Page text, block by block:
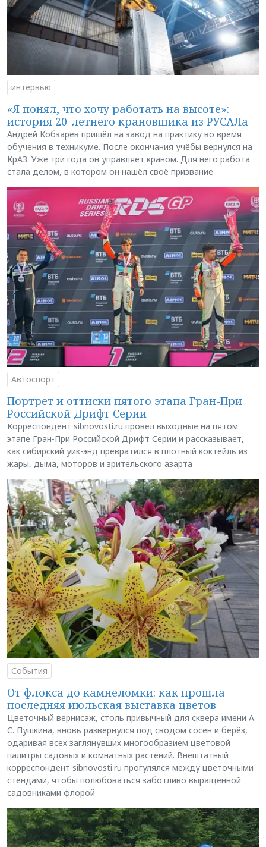
интервью
«Я понял, что хочу работать на высоте»:
история 20-летнего крановщика из РУСАЛа
Андрей Кобзарев пришёл на завод на практику во время
обучения в техникуме. После окончания учёбы вернулся на
КрАЗ. Уже три года он управляет краном. Для него работа
стала делом, в котором он нашёл своё призвание
Автоспорт
Портрет и оттиски пятого этапа Гран-При
Российской Дрифт Серии
Корреспондент sibnovosti.ru провёл выходные на пятом
этапе Гран-При Российской Дрифт Серии и рассказывает,
как сибирский уик-энд превратился в плотный коктейль из
жары, дыма, моторов и зрительского азарта
События
От флокса до камнеломки: как прошла
последняя июльская выставка цветов
Цветочный вернисаж, столь привычный для сквера имени А.
С. Пушкина, вновь развернулся под сводом сосен и берёз,
одаривая всех заглянувших многообразием цветовой
палитры садовых и комнатных растений. Внештатный
корреспондент sibnovosti.ru прогулялся между цветочными
стендами, чтобы полюбоваться заботливо выращенной
садовниками флорой